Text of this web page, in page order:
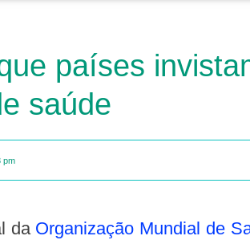
países
saúde
pm
da Organização Mundial de